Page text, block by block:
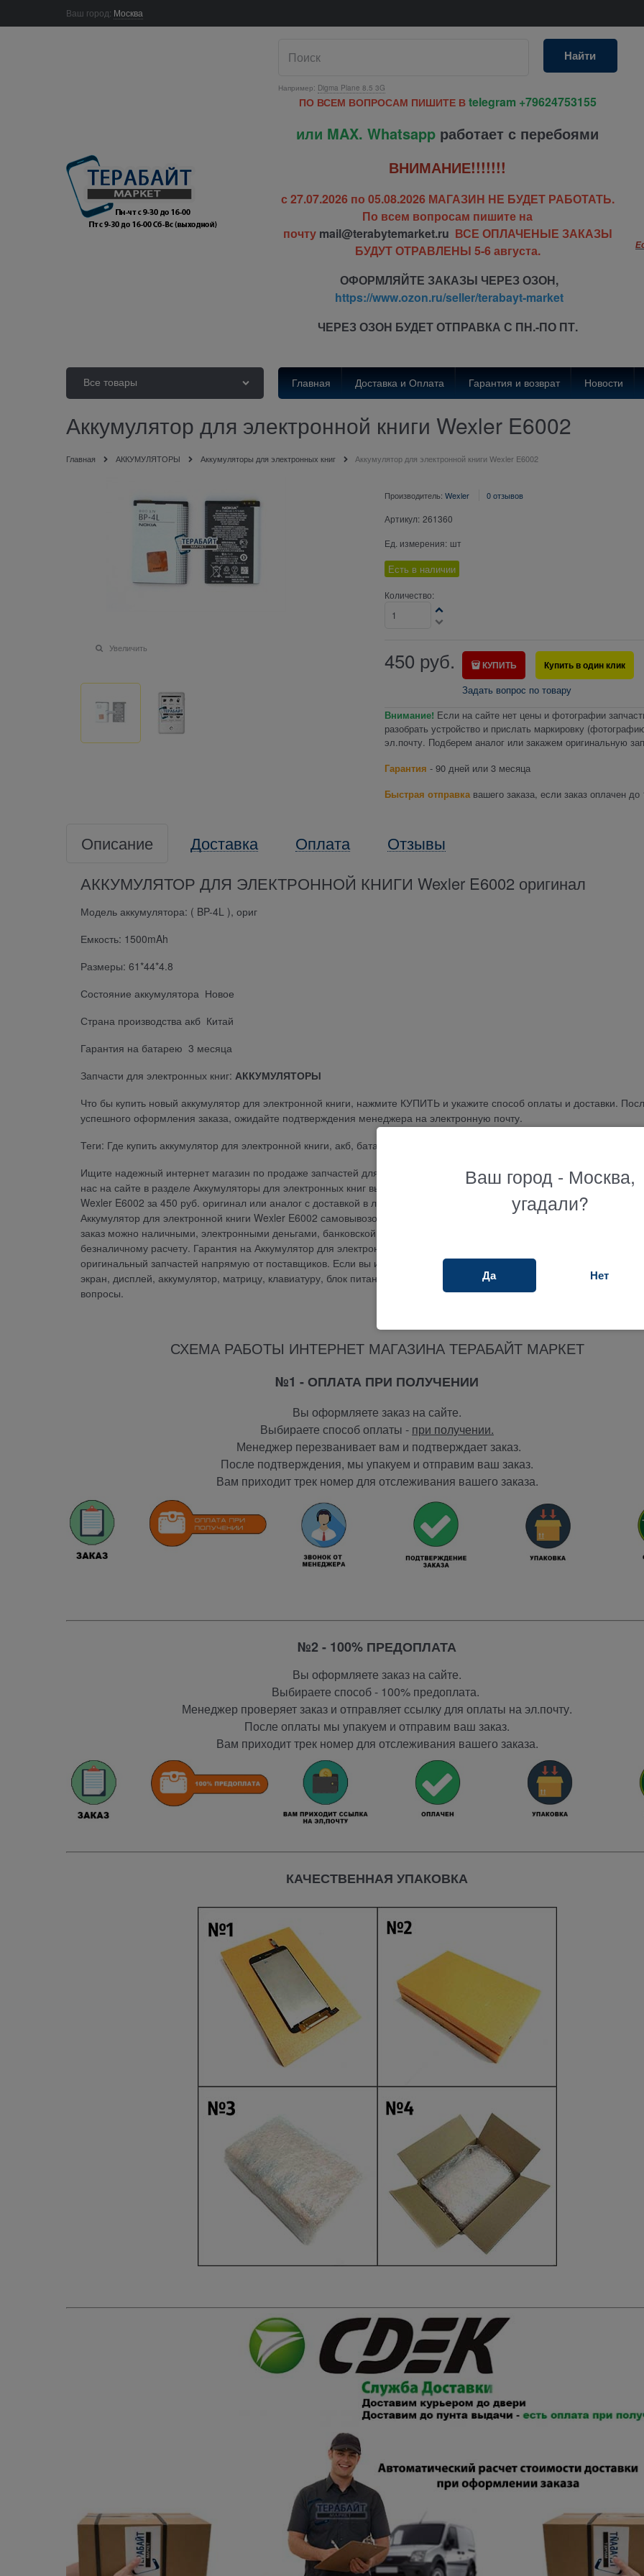
Ваш город: Москва
Например: Digma Plane 8.5 3G
Найти
ПО ВСЕМ ВОПРОСАМ ПИШИТЕ В telegram +79624753155
или MAX. Whatsapp работает с перебоями
ВНИМАНИЕ!!!!!!!
с 27.07.2026 по 05.08.2026 МАГАЗИН НЕ БУДЕТ РАБОТАТЬ.
По всем вопросам пишите на
почту mail@terabytemarket.ru ВСЕ ОПЛАЧЕНЫЕ ЗАКАЗЫ
БУДУТ ОТРАВЛЕНЫ 5-6 августа.
ОФОРМЛЯЙТЕ ЗАКАЗЫ ЧЕРЕЗ ОЗОН,
https://www.ozon.ru/seller/terabayt-market
ЧЕРЕЗ ОЗОН БУДЕТОТПРАВКА С ПН.-ПО ПТ.
Все товары Главная Доставка и Оплата Гарантия и возврат Новости
Аккумулятор для электронной книги Wexler E6002
Главная АККУМУЛЯТОРЫ Аккумуляторы для электронных книг Аккумулятор для электронной книги Wexler E6002
Увеличить
Производитель: Wexler 0 отзывов
Артикул: 261360
Ед. измерения: шт
Есть в наличии
Количество:
450 руб. КУПИТЬ Купить в один клик
Задать вопрос по товару
Внимание! Если на сайте нет цены и фотографии
разобрать устройство и прислать маркировку
эл.почту. Подберем аналог или закажем оригинальную
Гарантия - 90 дней или 3 месяца
Быстрая отправкавашего заказа, если заказ оплачен до
Описание Доставка Оплата
Отзывы
АККУМУЛЯТОР ДЛЯ ЭЛЕКТРОННОЙ КНИГИ Wexler E6002 оригинал
Модель аккумулятора: ( BP-4L ), ориг
Емкость: 1500mAh
Размеры: 61*44*4.8
Состояние аккумулятора Новое
Страна производства акб Китай
Гарантия на батарею 3 месяца
Запчасти для электронных книг: АККУМУЛЯТОРЫ
Что бы купить новый аккумулятор для электронной книги, нажмите КУПИТЬ и укажите способ оплаты и доставки.
успешного оформления заказа, ожидайте подтверждения менеджера на электронную почту.
Теги: Где купить аккумулятор для электронной книги, акб, батарея, батарею, заказать, цена, замена, продажа,
Ищите надежный интернет магазин по продаже запчастей для планшетов, телефонов, ноутбуков и другой
нас на сайте в разделе Аккумуляторы для электронных книг вы можете приобрести Аккумулятор для электронной книги
Wexler E6002 за 450 руб. оригинал или аналог с доставкой в любой город или оформить самовывоз и получить ваш
Аккумулятор для электронной книги Wexler E6002 самовывозом в нашем магазине в удобном пункте выдачи. Оплатить
заказ можно наличными, электронными деньгами, банковской картой, по банковскому счету, наложенным платежом
безналичному расчету. Гарантия на Аккумулятор для электронной книги Wexler E6002 3 месяца. Огромный выбор
оригинальный запчастей напрямую от поставщиков. Если вы ищите где купить и не знаете как подобрать тачскрин,
экран, дисплей, аккумулятор, матрицу, клавиатуру, блок питания или другую запчасть, наш менеджер ответит на
вопросы.
СХЕМА РАБОТЫ ИНТЕРНЕТ МАГАЗИНА ТЕРАБАЙТ МАРКЕТ
№1 - ОПЛАТА ПРИ ПОЛУЧЕНИИ
Вы оформляете заказ на сайте.
Выбираете способ оплаты - при получении.
Менеджер перезванивает вам и подтверждает заказ.
После подтверждения, мы упакуем и отправим ваш заказ.
Вам приходит трек номер для отслеживания вашего заказа.
№2 - 100% ПРЕДОПЛАТА
Вы оформляете заказ на сайте.
Выбираете способ - 100% предоплата.
Менеджер проверяет заказ и отправляет ссылку для оплаты на эл.почту.
После оплаты мы упакуем и отправим ваш заказ.
Вам приходит трек номер для отслеживания вашего заказа.
КАЧЕСТВЕННАЯ УПАКОВКА
Ваш город - Москва,
угадали?
Да Нет